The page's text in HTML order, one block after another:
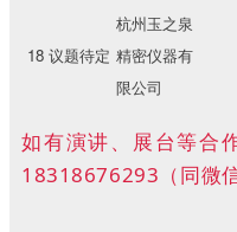
18 议题待定
杭州玉之泉
精密仪器有
限公司
如有演讲、展台等合
18318676293（同微信